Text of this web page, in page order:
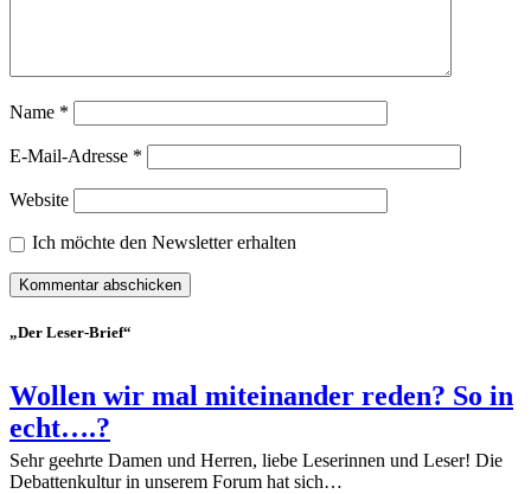
Name *
E-Mail-Adresse *
Website
Ich möchte den Newsletter erhalten
„Der Leser-Brief“
Wollen wir mal miteinander reden? So in
echt….?
Sehr geehrte Damen und Herren, liebe Leserinnen und Leser! Die
Debattenkultur in unserem Forum hat sich…